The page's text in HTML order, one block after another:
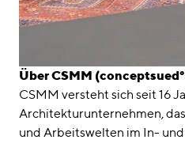
Über CSMM
CSMM versteht sich seit 16
Architekturunternehmen,
und Arbeitswelten im In-